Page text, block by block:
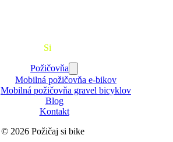
Si
Požičovňa
Mobilná požičovňa e-bikov
Mobilná požičovňa gravel bicyklov
Blog
Kontakt
© 2026 Požičaj si bike